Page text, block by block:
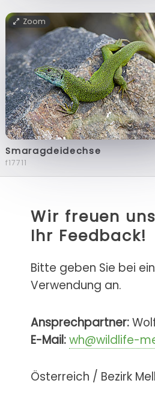
Zoom
Smaragdeidechse
f17711
Wir freuen
Ihr Feedback!
Bitte geben Sie bei
Verwendung an.
Ansprechpartner:
E-Mail:wh@wildlife-
Österreich / Bezirk